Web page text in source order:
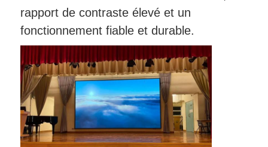
rapport de contraste élevé et un
fonctionnement fiable et durable.